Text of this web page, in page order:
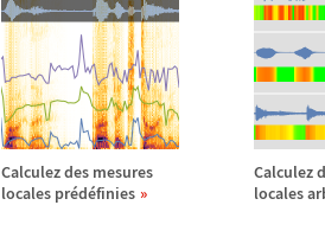
Calculez des mesures
locales prédéfinies
Calculez
locales